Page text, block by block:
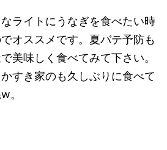
ライトにうなぎを食べたい時
オススメです。夏バテ予防も
美味しく食べてみて下さい。
すき家のも久しぶりに食べて
。